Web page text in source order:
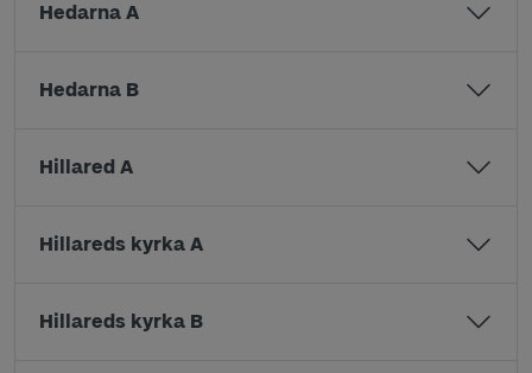
Hedarna A
Hedarna B
Hillared A
Hillareds kyrka A
Hillareds kyrka B